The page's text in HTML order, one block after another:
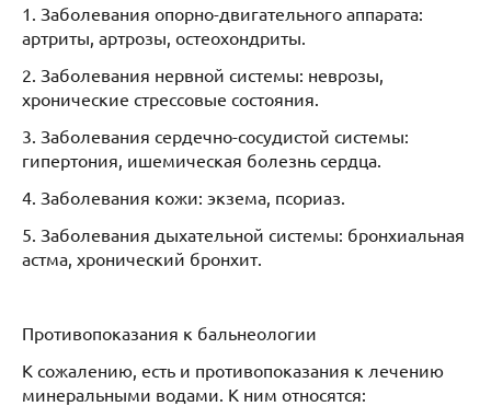
1. Заболевания опорно-двигательного аппарата:
артриты, артрозы, остеохондриты.
2. Заболевания нервной системы: неврозы,
хронические стрессовые состояния.
3. Заболевания сердечно-сосудистой системы:
гипертония, ишемическая болезнь сердца.
4. Заболевания кожи: экзема, псориаз.
5. Заболевания дыхательной системы: бронхиальная
астма, хронический бронхит.
Противопоказания к бальнеологии
К сожалению, есть и противопоказания к лечению
минеральными водами. К ним относятся: